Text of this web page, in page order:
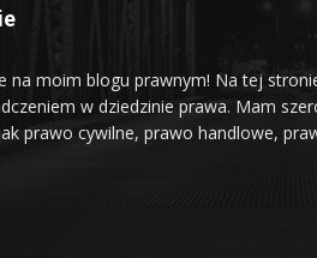
na moim blogu prawnym! Na tej
w dziedzinie prawa. Mam
prawo cywilne, prawo handlowe,